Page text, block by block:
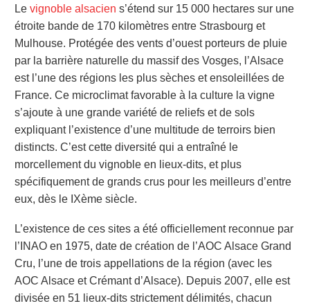
Le vignoble alsacien s’étend sur 15 000 hectares sur une
étroite bande de 170 kilomètres entre Strasbourg et
Mulhouse. Protégée des vents d’ouest porteurs de pluie
par la barrière naturelle du massif des Vosges, l’Alsace
est l’une des régions les plus sèches et ensoleillées de
France. Ce microclimat favorable à la culture la vigne
s’ajoute à une grande variété de reliefs et de sols
expliquant l’existence d’une multitude de terroirs bien
distincts. C’est cette diversité qui a entraîné le
morcellement du vignoble en lieux-dits, et plus
spécifiquement de grands crus pour les meilleurs d’entre
eux, dès le IXème siècle.
L’existence de ces sites a été officiellement reconnue par
l’INAO en 1975, date de création de l’AOC Alsace Grand
Cru, l’une de trois appellations de la région (avec les
AOC Alsace et Crémant d’Alsace). Depuis 2007, elle est
divisée en 51 lieux-dits strictement délimités, chacun